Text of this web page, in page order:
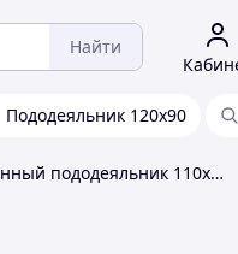
Найти
Пододеяльник 120х90
Качественный пододеяльник 110х140 в детскую кроватку